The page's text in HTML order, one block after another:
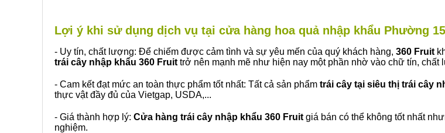
Lợi ý khi sử dụng dịch vụ tại cửa hàng hoa quả nhập khẩu Phường
- Uy tín, chất lượng: Để chiếm được cảm tình và sự yêu mến của quý khách hàng, 360 Fruit
trái cây nhập khẩu 360 Fruit trở nên mạnh mẽ như hiện nay một phần nhờ vào chữ tín, chất
- Cam kết đạt mức an toàn thực phẩm tốt nhất: Tất cả sản phẩm trái cây tại siêu thị trái cây
thực vật đầy đủ của Vietgap, USDA,...
- Giá thành hợp lý: Cửa hàng trái cây nhập khẩu 360 Fruit giá bán có thể không tốt nhất
nghiệm.